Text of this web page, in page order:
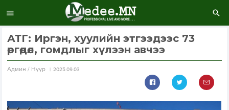
АТГ: Иргэн, хуулийн этгээдээс 73
өргөдөл, гомдлыг хүлээн авчээ
Aдмин / Нүүр 2025.09.03